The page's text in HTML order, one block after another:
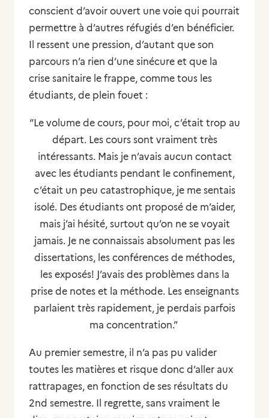
conscient d’avoir ouvert une voie qui pourrait
permettre à d’autres réfugiés d’en bénéficier.
Il ressent une pression, d’autant que son
parcours n’a rien d’une sinécure et que la
crise sanitaire le frappe, comme tous les
étudiants, de plein fouet :
“Le volume de cours, pour moi, c’était trop au
départ. Les cours sont vraiment très
intéressants. Mais je n’avais aucun contact
avec les étudiants pendant le confinement,
c’était un peu catastrophique, je me sentais
isolé. Des étudiants ont proposé de m’aider,
mais j’ai hésité, surtout qu’on ne se voyait
jamais. Je ne connaissais absolument pas les
dissertations, les conférences de méthodes,
les exposés! J’avais des problèmes dans la
prise de notes et la méthode. Les enseignants
parlaient très rapidement, je perdais parfois
ma concentration.”
Au premier semestre, il n’a pas pu valider
toutes les matières et risque donc d’aller aux
rattrapages, en fonction de ses résultats du
2nd semestre. Il regrette, sans vraiment le